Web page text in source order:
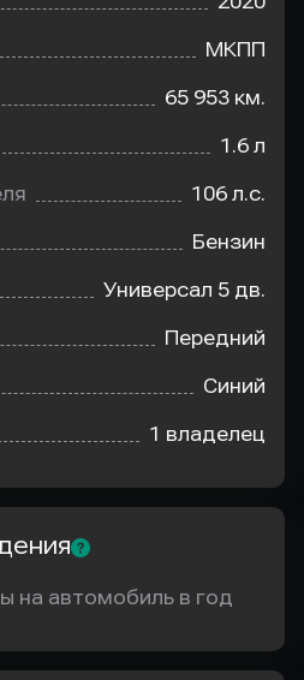
МКПП
65 953 км.
1.6 л
106 л.с.
Бензин
Универсал 5 дв.
Передний
Синий
1 владелец
на автомобиль в год